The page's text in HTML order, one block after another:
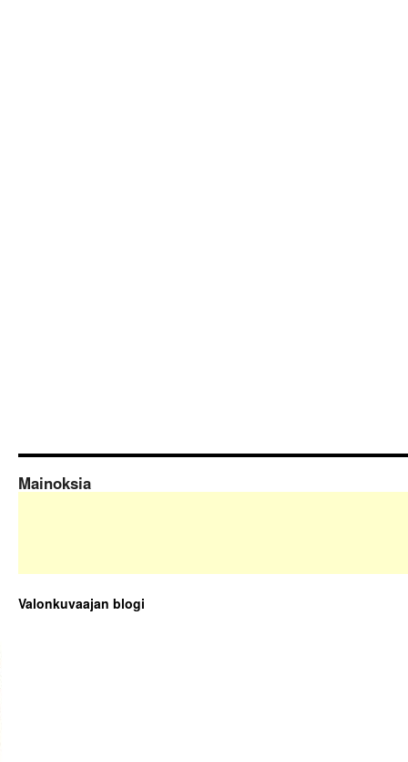
Mainoksia
Valonkuvaajan blogi